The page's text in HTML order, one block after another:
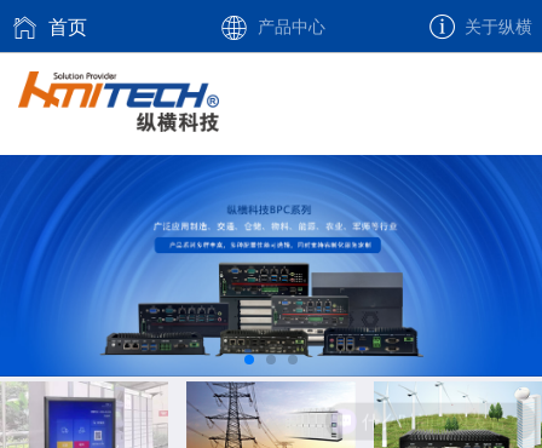
首页 产品中心 关于纵横
什么时间可以发货？